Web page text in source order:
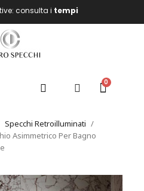
consulta i tempi
Specchi Retroilluminati
Asimmetrico Per Bagno